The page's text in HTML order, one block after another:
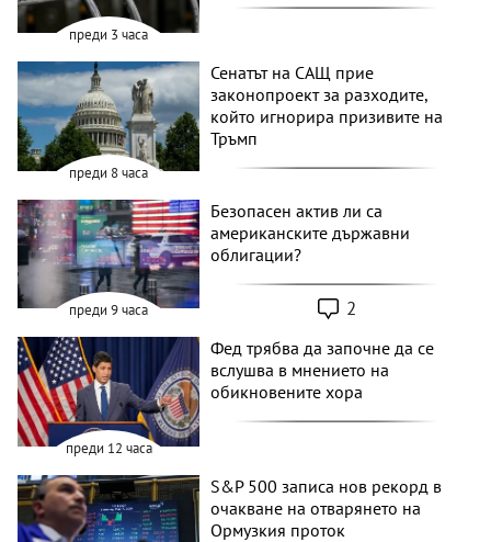
преди 3 часа
преди 8 часа
Сенатът на САЩ прие
законопроект за разходите,
който игнорира призивите на
Тръмп
преди 9 часа
Безопасен актив ли са
американските държавни
облигации?
2
преди 12 часа
Фед трябва да започне да се
вслушва в мнението на
обикновените хора
S&P 500 записа нов рекорд в
очакване на отварянето на
Ормузкия проток